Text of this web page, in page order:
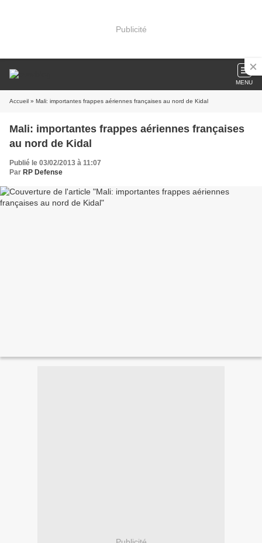
Publicité
MENU
Accueil » Mali: importantes frappes aériennes françaises au nord de Kidal
Mali: importantes frappes aériennes françaises
au nord de Kidal
Publié le 03/02/2013 à 11:07
Par RP Defense